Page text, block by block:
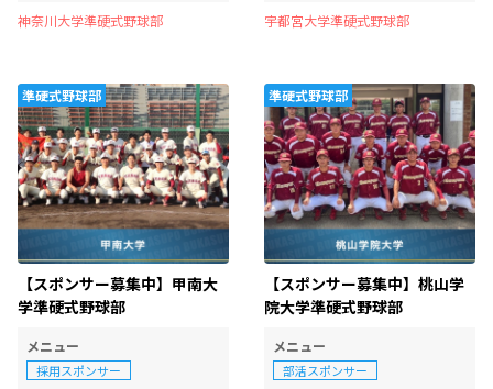
神奈川大学準硬式野球部 宇都宮大学準硬式野球部
準硬式野球部
【スポンサー募集中】甲南大
学準硬式野球部
メニュー
採用スポンサー
準硬式野球部
【スポンサー募集中】桃山学
院大学準硬式野球部
メニュー
部活スポンサー